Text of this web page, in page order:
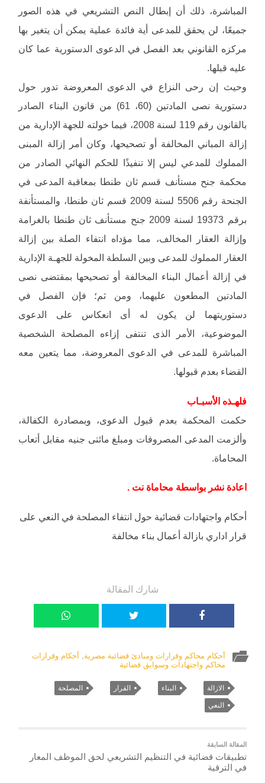
المباشرة، ذلك أن إبطال النص التشريعي في هذه الصور
جميعًا، لن يحقق للمدعى أية فائدة عملية يمكن أن يتغير بها
مركزه القانوني بعد الفصل في الدعوى الدستورية عما كان
عليه قبلها.
وحيث إن رحى النزاع في الدعوى المعروضة تدور حول
دستورية نصى المادتين (60، 61) من قانون البناء الصادر
بالقانون رقم 119 لسنة 2008، فيما خولته للجهة الإدارية من
إزالة المباني المخالفة أو تصحيحها، وكان أمر إزالة المبنى
المملوك للمدعي ليس إلا تنفيذًا للحكم النهائي الصادر من
محكمة جنح مستأنف قسم ثان طنطا بمعاقبة المدعى في
الجنحة رقم 5506 لسنة 2009 قسم ثان طنطا، والمستأنفة
برقم 19373 لسنة 2009 جنح مستأنف ثان طنطا بالغرامة
وإزالة العقار المخالف، مما مؤداه انتفاء الصلة بين إزالة
العقار المملوك للمدعى وبين السلطة المخولة للجهـة الإدارية
في إزالة أعمال البناء المخالفة أو تصحيحها بمقتضى نصى
المادتين المطعون عليهما، ومن ثم؛ فإن الفصل في
دستوريتهما لن يكون له أى انعكاس على الدعوى
الموضوعية، الأمر الذى تنتفى إزاءه المصلحة الشخصية
المباشرة للمدعى في الدعوى المعروضة، مما يتعين معه
القضاء بعدم قبولها.
فلهـذه الأسبـاب
حكمت المحكمة بعدم قبول الدعوى، وبمصادرة الكفالة،
وألزمت المدعى المصروفات ومبلغ مائتى جنيه مقابل أتعاب
المحاماة.
اعادة نشر بواسطة محاماة نت .
أحكام واجتهادات قضائية حول انتفاء المصلحة في النعي على
قرار اداري بازالة أعمال بناء مخالفة
شارك المقالة
أحكام محاكم وقرارات ومبادئ قضائية مصرية, أحكام وقرارات
محاكم واجتهادات وسوابق قضائية
الازالة البناء القرار المصلحة
النعي
المقالة السابقة
تطبيقات قضائية في التنظيم التشريعي لحق الموظف المعار
في الترقية